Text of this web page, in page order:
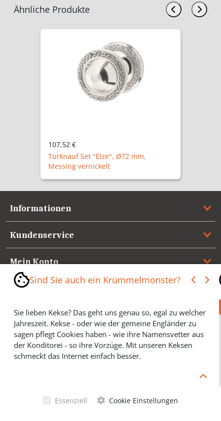
Ähnliche Produkte
107,52 €
Türknauf Set "Elze", Ø72 mm,
Messing vernickelt
Informationen
Kundenservice
Mein Konto
Referenzen
Medienspiegel & Presseinformationen
*** Vertrag widerrufen ***
Sind Sie auch ein Krümmelmonster?
Sie lieben Kekse? Das geht uns genau so, egal zu welcher
Jahreszeit. Kekse - oder wie der gemeine Engländer zu
sagen pflegt Cookies haben - wie ihre Namensvetter aus
der Konditorei - so ihre Vorzüge. Mit unseren Keksen
schmeckt das Internet einfach besser.
Cookies helfen Ihnen, Ihre gewünschten Artikel schneller
Werbung sparen und selbstverständlich anonyme
Statistiken erstellen (#Ehrensache). Deshalb schmecken
Essenziell Cookie Einstellungen